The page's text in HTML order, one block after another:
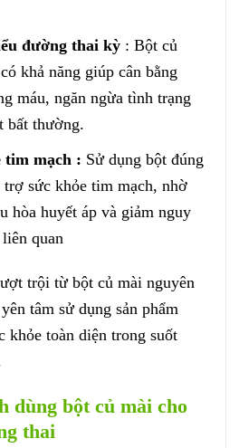
đường thai kỳ : Bột củ
khả năng giúp cân bằng
máu, ngăn ngừa tình trạng
bất thường.
tim mạch : Sử dụng bột đúng
trợ sức khỏe tim mạch, nhờ
hòa huyết áp và giảm nguy
quan
trội từ bột củ mài nguyên
tâm sử dụng sản phẩm
khỏe toàn diện trong suốt
dùng bột củ mài cho
thai